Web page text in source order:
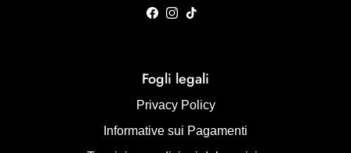
Facebook
Instagram
TikTok
Fogli legali
Privacy Policy
Informative sui Pagamenti